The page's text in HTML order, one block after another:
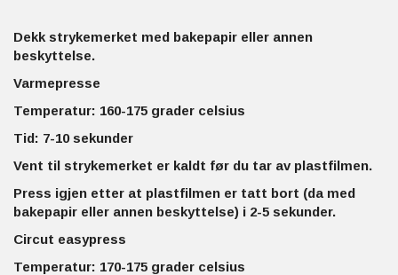
Dekk strykemerket med bakepapir eller annen
beskyttelse.
Varmepresse
Temperatur: 160-175 grader celsius
Tid: 7-10 sekunder
Vent til strykemerket er kaldt før du tar av plastfilmen.
Press igjen etter at plastfilmen er tatt bort (da med
bakepapir eller annen beskyttelse) i 2-5 sekunder.
Circut easypress
Temperatur: 170-175 grader celsius